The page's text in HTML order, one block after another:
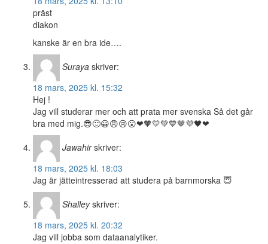
präst
diakon
kanske är en bra ide….
Suraya skriver:
18 mars, 2025 kl. 15:32
Hej !
Jag vill studerar mer och att prata mer svenska Så det går
bra med mig.😎🙂😀😠😢😮❤🧡💛💚💙🤎💜🖤❤
Jawahir skriver:
18 mars, 2025 kl. 18:03
Jag är jätteintresserad att studera på barnmorska 😇
Shalley skriver:
18 mars, 2025 kl. 20:32
Jag vill jobba som dataanalytiker.